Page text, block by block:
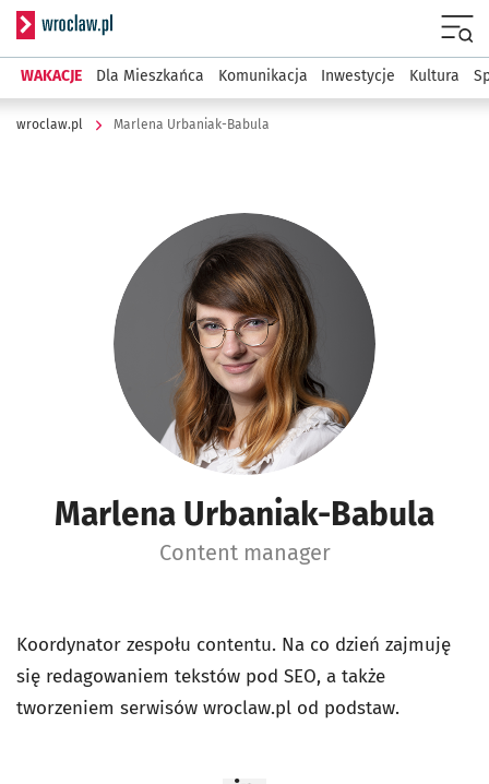
Serwis informacyjny wroclaw.pl
WAKACJE Dla Mieszkańca Komunikacja Inwestycje Kultura
wroclaw.pl Marlena Urbaniak-Babula
Marlena Urbaniak-Babula
Content manager
Koordynator zespołu contentu. Na co dzień zajmuję
się redagowaniem tekstów pod SEO, a także
tworzeniem serwisów wroclaw.pl od podstaw.